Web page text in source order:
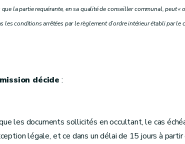
la partie requérante, en sa qualité de conseiller communal, peut «
les conditions arrêtées par le règlement d’ordre intérieur établi par le
décide :
les documents sollicités en occultant, le cas
légale, et ce dans un délai de 15 jours à